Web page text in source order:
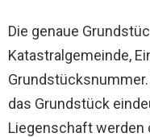
Die genaue
Katastralgemeinde,
das Grundstück
Liegenschaft werden